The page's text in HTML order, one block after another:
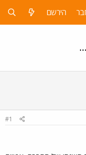
הירשם
#1